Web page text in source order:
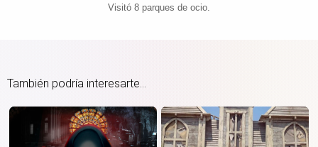
Visitó 8 parques de ocio.
También podría interesarte...